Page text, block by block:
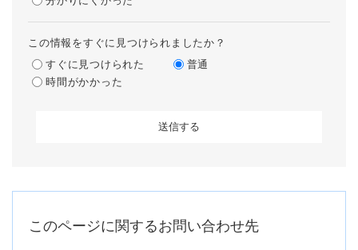
この情報をすぐに見つけられましたか？
すぐに見つけられた
普通
時間がかかった
このページに関するお問い合わせ先